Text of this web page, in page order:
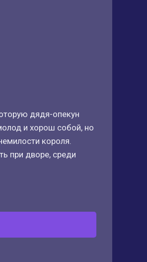
дядя-опекун
и хорош собой, но
короля.
при дворе, среди